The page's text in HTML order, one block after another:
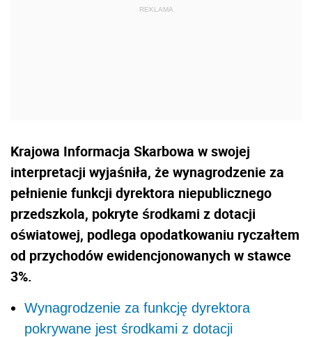
Krajowa Informacja Skarbowa w swojej
interpretacji wyjaśniła, że wynagrodzenie za
pełnienie funkcji dyrektora niepublicznego
przedszkola, pokryte środkami z dotacji
oświatowej, podlega opodatkowaniu ryczałtem
od przychodów ewidencjonowanych w stawce
3%.
Wynagrodzenie za funkcję dyrektora
pokrywane jest środkami z dotacji